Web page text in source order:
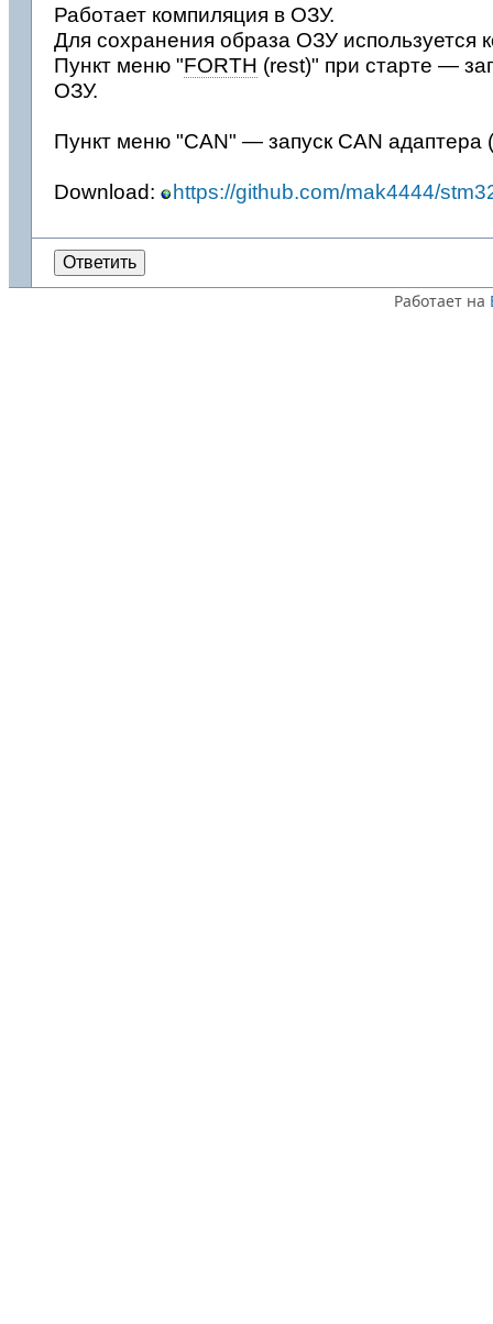
Работает компиляция в ОЗУ.
Для сохранения образа ОЗУ используется
Пункт меню "FORTH (rest)" при старте —
ОЗУ.
Пункт меню "CAN" — запуск CAN адаптера
Download: https://github.com/mak4444/
Ответить
Работает на